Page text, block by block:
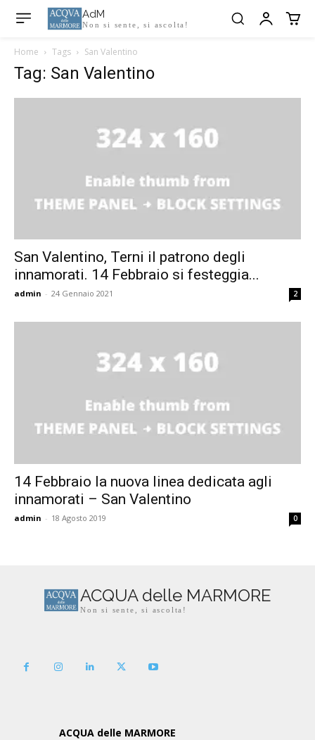
AdM
Non si sente, si ascolta!
Home Tags San Valentino
Tag: San Valentino
San Valentino, Terni il patrono degli
innamorati. 14 Febbraio si festeggia...
admin - 24 Gennaio 2021 2
14 Febbraio la nuova linea dedicata agli
innamorati – San Valentino
admin - 18 Agosto 2019 0
ACQUA delle MARMORE
Non si sente, si ascolta!
ACQUA delle MARMORE